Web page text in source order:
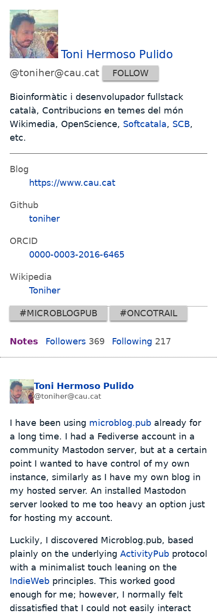
Toni Hermoso Pulido
@toniher@cau.cat FOLLOW
Bioinformàtic i desenvolupador fullstack
català, Contribucions en temes del món
Wikimedia, OpenScience, Softcatala, SCB,
etc.
Blog
https://www.cau.cat
Github
toniher
ORCID
0000-0003-2016-6465
Wikipedia
Toniher
#MICROBLOGPUB #ONCOTRAIL
Notes Followers 369 Following 217
Toni Hermoso Pulido
@toniher@cau.cat
I have been using microblog.pub already for
a long time. I had a Fediverse account in a
community Mastodon server, but at a certain
point I wanted to have control of my own
instance, similarly as I have my own blog in
my hosted server. An installed Mastodon
server looked to me too heavy an option just
for hosting my account.
Luckily, I discovered Microblog.pub, based
plainly on the underlying ActivityPub protocol
with a minimalist touch leaning on the
IndieWeb principles. This worked good
enough for me; however, I normally felt
dissatisfied that I could not easily interact